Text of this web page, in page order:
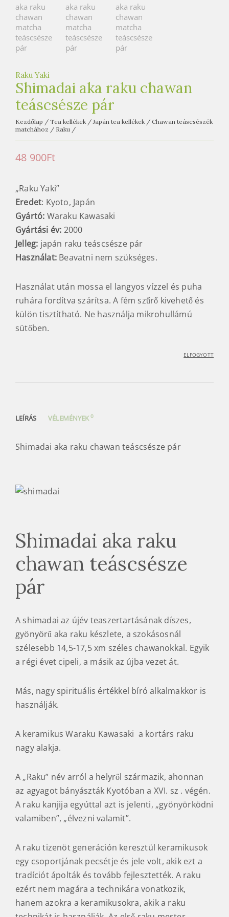
Raku Yaki
Shimadai aka raku chawan
teáscsésze pár
Kezdőlap / Tea kellékek / Japán tea kellékek / Chawan teáscsészék
matchához / Raku /
48 900Ft
„Raku Yaki”
Eredet: Kyoto, Japán
Gyártó: Waraku Kawasaki
Gyártási év: 2000
Jelleg: japán raku teáscsésze pár
Használat: Beavatni nem szükséges.
Használat után mossa el langyos vízzel és puha
ruhára fordítva szárítsa. A fém szűrő kivehető és
külön tisztítható. Ne használja mikrohullámú
sütőben.
ELFOGYOTT
LEÍRÁS VÉLEMÉNYEK0
Shimadai aka raku chawan teáscsésze pár
Shimadai aka raku
chawan teáscsésze
pár
A shimadai az újév teaszertartásának díszes,
gyönyörű aka raku készlete, a szokásosnál
szélesebb 14,5-17,5 xm széles chawanokkal. Egyik
a régi évet cipeli, a másik az újba vezet át.
Más, nagy spirituális értékkel bíró alkalmakkor is
használják.
A keramikus Waraku Kawasaki a kortárs raku
nagy alakja.
A „Raku” név arról a helyről származik, ahonnan
az agyagot bányászták Kyotóban a XVI. sz . végén.
A raku kanjija egyúttal azt is jelenti, „gyönyörködni
valamiben”, „élvezni valamit”.
A raku tizenöt generáción keresztül keramikusok
egy csoportjának pecsétje és jele volt, akik ezt a
tradíciót ápolták és tovább fejlesztették. A raku
ezért nem magára a technikára vonatkozik,
hanem azokra a keramikusokra, akik a raku